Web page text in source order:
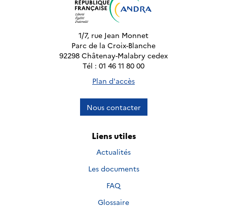
1/7, rue Jean Monnet
Parc de la Croix-Blanche
92298 Châtenay-Malabry cedex
Tél : 01 46 11 80 00
Plan d'accès
Nous contacter
Liens utiles
Actualités
Les documents
FAQ
Glossaire